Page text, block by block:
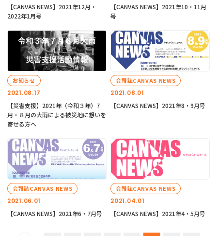
【CANVAS NEWS】2021年12月・
2022年1月号
【CANVAS NEWS】2021年10・11月
号
2021.08.17
お知らせ
【災害支援】2021年（令和３年）7
月・８月の大雨による被災地に想いを
寄せる方へ
2021.08.01
会報誌CANVAS NEWS
【CANVAS NEWS】2021年8・9月号
2021.06.01
会報誌CANVAS NEWS
【CANVAS NEWS】2021年6・7月号
2021.04.01
会報誌CANVAS NEWS
【CANVAS NEWS】2021年4・5月号